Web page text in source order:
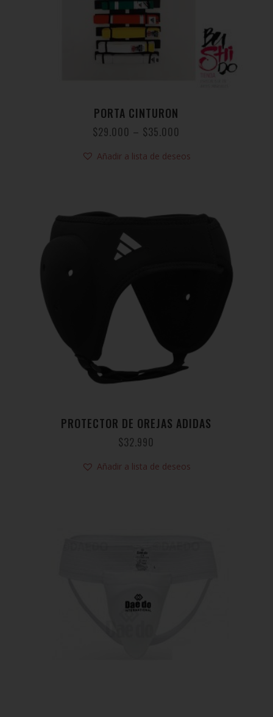
PORTA CINTURON
$29.000 – $35.000
Añadir a lista de deseos
PROTECTOR DE OREJAS ADIDAS
$32.990
Añadir a lista de deseos